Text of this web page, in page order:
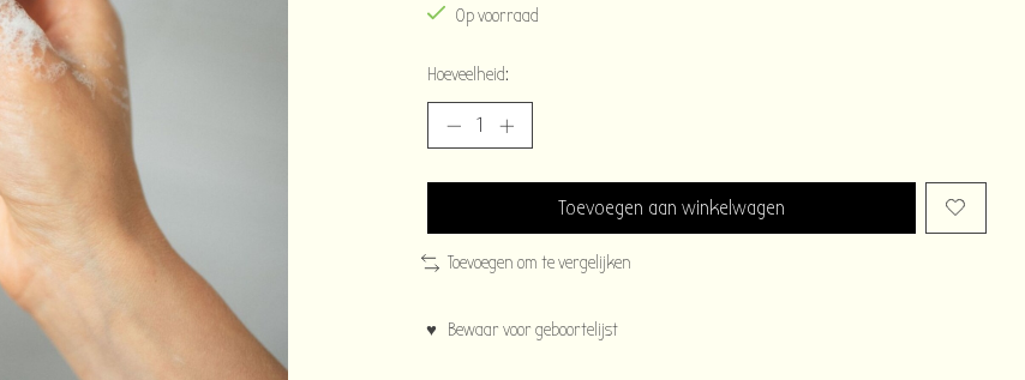
Op voorraad
Hoeveelheid:
Toevoegen aan winkelwagen
Toevoegen om te vergelijken
♥ Bewaar voor geboortelijst